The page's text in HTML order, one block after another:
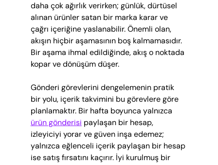
daha çok ağırlık verirken; günlük, dürtüsel
alınan ürünler satan bir marka karar ve
çağrı içeriğine yaslanabilir. Önemli olan,
akışın hiçbir aşamasının boş kalmamasıdır.
Bir aşama ihmal edildiğinde, akış o noktada
kopar ve dönüşüm düşer.
Gönderi görevlerini dengelemenin pratik
bir yolu, içerik takvimini bu görevlere göre
planlamaktır. Bir hafta boyunca yalnızca
ürün gönderisi paylaşan bir hesap,
izleyiciyi yorar ve güven inşa edemez;
yalnızca eğlenceli içerik paylaşan bir hesap
ise satış fırsatını kaçırır. İyi kurulmuş bir